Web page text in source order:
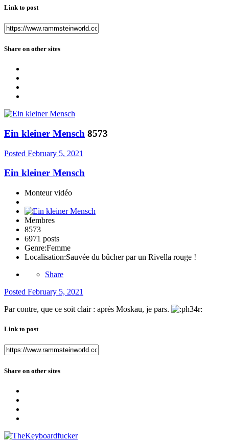
Link to post
Share on other sites
Ein kleiner Mensch 8573
Posted February 5, 2021
Ein kleiner Mensch
Monteur vidéo
Membres
8573
6971 posts
Genre:Femme
Localisation:Sauvée du bûcher par un Rivella rouge !
Share
Posted February 5, 2021
Par contre, que ce soit clair : après Moskau, je pars.
Link to post
Share on other sites